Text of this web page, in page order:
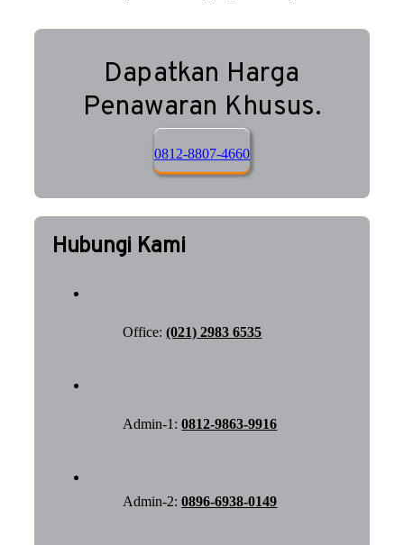
Dapatkan Harga
Penawaran Khusus.
0812-8807-4660
Hubungi Kami
Office:(021) 2983 6535
Admin-1:0812-9863-9916
Admin-2:0896-6938-0149